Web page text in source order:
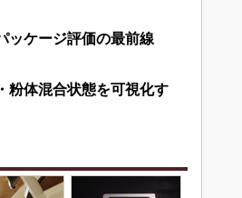
ケージ評価の最前線
粉体混合状態を可視化す